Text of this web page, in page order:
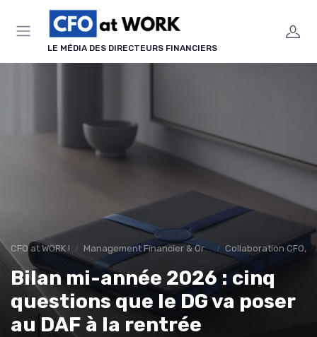
LE MÉDIA DES DIRECTEURS FINANCIERS
CFO at WORK ! Management Financier & Organisation Collaboration CFO,
Bilan mi-année 2026 : cinq
questions que le DG va poser
au DAF à la rentrée
Panneau de gestion des cookies